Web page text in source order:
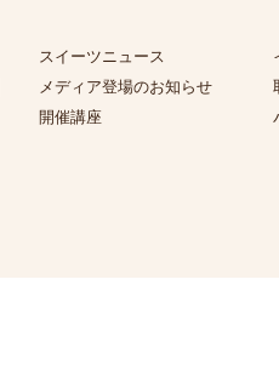
スイーツニュース
メディア登場のお知らせ
開催講座